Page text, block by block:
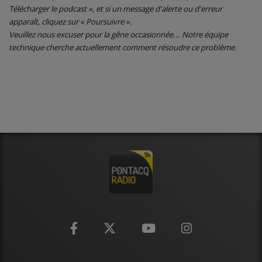
CONTACT
Télécharger le podcast », et si un message d'alerte ou d'erreur
apparaît, cliquez sur « Poursuivre ».
Veuillez nous excuser pour la gêne occasionnée... Notre équipe
technique cherche actuellement comment résoudre ce problème.